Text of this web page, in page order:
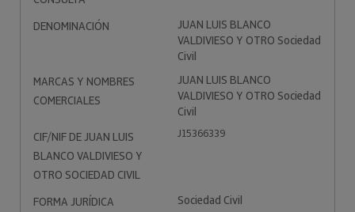
DENOMINACIÓN
JUAN LUIS BLANCO
VALDIVIESO Y OTRO Sociedad
Civil
MARCAS Y NOMBRES
COMERCIALES
JUAN LUIS BLANCO
VALDIVIESO Y OTRO Sociedad
Civil
CIF/NIF DE JUAN LUIS
BLANCO VALDIVIESO Y
OTRO SOCIEDAD CIVIL
J15366339
FORMA JURÍDICA
Sociedad Civil